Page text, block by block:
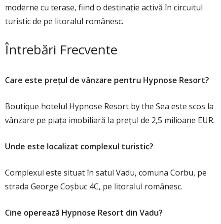
moderne cu terase, fiind o destinație activă în circuitul
turistic de pe litoralul românesc.
Întrebări Frecvente
Care este prețul de vânzare pentru Hypnose Resort?
Boutique hotelul Hypnose Resort by the Sea este scos la
vânzare pe piața imobiliară la prețul de 2,5 milioane EUR.
Unde este localizat complexul turistic?
Complexul este situat în satul Vadu, comuna Corbu, pe
strada George Coșbuc 4C, pe litoralul românesc.
Cine operează Hypnose Resort din Vadu?